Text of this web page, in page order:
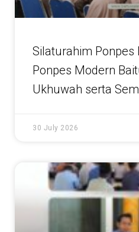
Silaturahim Ponpes
Ponpes Modern
Ukhuwah serta
30 July 2026